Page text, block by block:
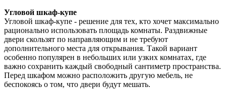
Угловой шкаф-купе
Угловой шкаф-купе - решение для тех, кто хочет максимально
рационально использовать площадь комнаты. Раздвижные
двери скользят по направляющим и не требуют
дополнительного места для открывания. Такой вариант
особенно популярен в небольших или узких комнатах, где
важно сохранить каждый свободный сантиметр пространства.
Перед шкафом можно расположить другую мебель, не
беспокоясь о том, что двери будут мешать.